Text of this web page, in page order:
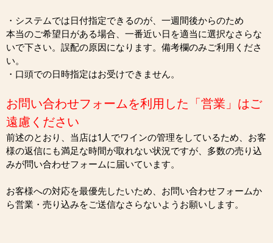
・システムでは日付指定できるのが、一週間後からのため
本当のご希望日がある場合、一番近い日を適当に選択なさらな
いで下さい。誤配の原因になります。備考欄のみご利用くださ
い。
・口頭での日時指定はお受けできません。
お問い合わせフォームを利用した「営業」はご
遠慮ください
前述のとおり、当店は1人でワインの管理をしているため、お客
様の返信にも満足な時間が取れない状況ですが、多数の売り込
みが問い合わせフォームに届いています。
お客様への対応を最優先したいため、お問い合わせフォームか
ら営業・売り込みをご送信なさらないようお願いします。